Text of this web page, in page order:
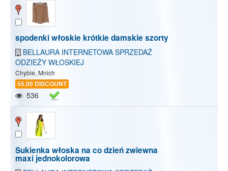
spodenki włoskie krótkie damskie szorty
BELLAURA INTERNETOWA SPRZEDAŻ
ODZIEŻY WŁOSKIEJ
Chybie, Mnich
55.00 DISCOUNT
536
Sukienka włoska na co dzień zwiewna
maxi jednokolorowa